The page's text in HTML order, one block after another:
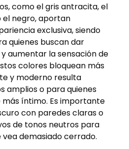
como el gris antracita, el
el negro, aportan
exclusiva, siendo
quienes buscan dar
aumentar la sensación de
colores bloquean más
y moderno resulta
amplios o para quienes
íntimo. Es importante
con paredes claras o
de tonos neutros para
demasiado cerrado.